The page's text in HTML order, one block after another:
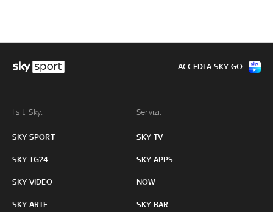
I siti Sky:
SKY SPORT
SKY TG24
SKY VIDEO
SKY ARTE
Servizi:
SKY TV
SKY APPS
NOW
SKY BAR
ACCEDI A SKY GO